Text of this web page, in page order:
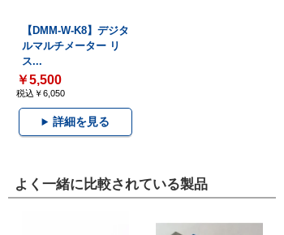
【DMM-W-K8】デジタ
ルマルチメーター リ
ス...
￥5,500
税込￥6,050
詳細を見る
よく一緒に比較されている製品